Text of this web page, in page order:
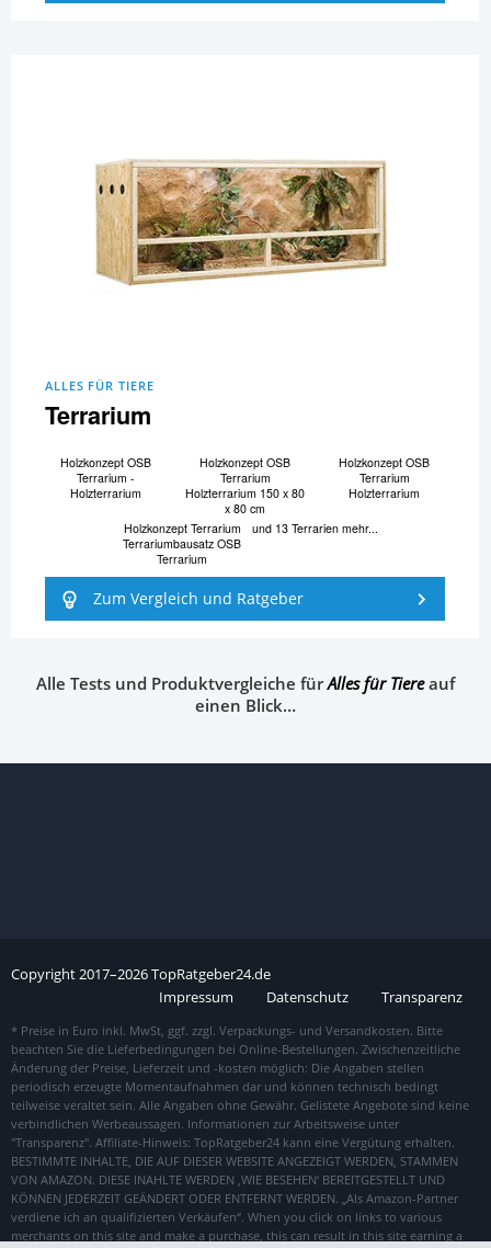
ALLES FÜR TIERE
Terrarium
Holzkonzept OSB
Terrarium -
Holzterrarium
Holzkonzept OSB
Terrarium
Holzterrarium 150 x 80
x 80 cm
Holzkonzept OSB
Terrarium
Holzterrarium
Holzkonzept Terrarium
Terrariumbausatz OSB
Terrarium
und 13 Terrarien mehr...
Zum Vergleich und Ratgeber
Alle Tests und Produktvergleiche fürAlles für Tiereauf
einen Blick…
Copyright2017–2026TopRatgeber24.de
Impressum
Datenschutz Transparenz